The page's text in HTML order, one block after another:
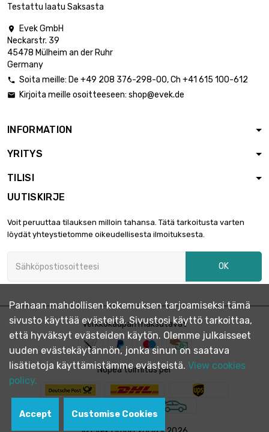
Testattu laatu Saksasta

Evek GmbH
Neckarstr. 39
45478 Mülheim an der Ruhr
Germany
 Soita meille: De +49 208 376-298-00, Ch +41 615 100-612
 Kirjoita meille osoitteeseen: shop@evek.de
INFORMATION
YRITYS
TILISI
UUTISKIRJE
Voit peruuttaa tilauksen milloin tahansa. Tätä tarkoitusta varten
löydät yhteystietomme oikeudellisesta ilmoituksesta.
OK
Verkkokaupan maksutavat
Nopea toimitus per
Parhaan mahdollisen kokemuksen tarjoamiseksi tämä
sivusto käyttää evästeitä. Sivustosi käyttö tarkoittaa,
että hyväksyt evästeiden käytön. Olemme julkaisseet
uuden evästekäytännön, jonka sinun on saatava
lisätietoja käyttämistämme evästeistä. View cookies
policy.
Accept Customise Cookies